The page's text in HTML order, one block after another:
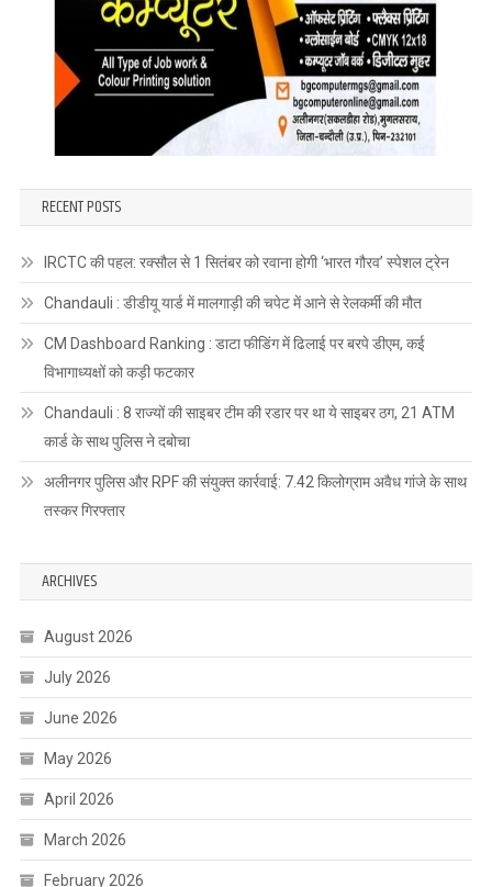
RECENT POSTS
IRCTC की पहल: रक्सौल से 1 सितंबर को रवाना होगी ‘भारत गौरव’ स्पेशल ट्रेन
Chandauli : डीडीयू यार्ड में मालगाड़ी की चपेट में आने से रेलकर्मी की मौत
CM Dashboard Ranking : डाटा फीडिंग में ढिलाई पर बरपे डीएम, कई
विभागाध्यक्षों को कड़ी फटकार
Chandauli : 8 राज्यों की साइबर टीम की रडार पर था ये साइबर ठग, 21 ATM
कार्ड के साथ पुलिस ने दबोचा
अलीनगर पुलिस और RPF की संयुक्त कार्रवाई: 7.42 किलोग्राम अवैध गांजे के साथ
तस्कर गिरफ्तार
ARCHIVES
August 2026
July 2026
June 2026
May 2026
April 2026
March 2026
February 2026